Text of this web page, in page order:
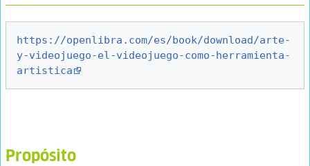
https://openlibra.com/es/book/download/arte-
y-videojuego-el-videojuego-como-herramienta-
artistica
Propósito